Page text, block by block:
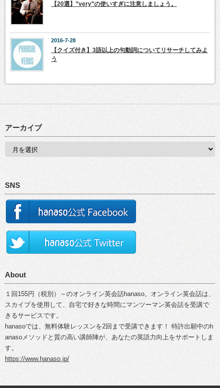
【20選】”very”の使いすぎに注意しましょう。
2016-7-28
【クイズ付き】3語以上の句動詞についてリサーチしてみよ
う
アーカイブ
SNS
About
１回155円（税別）～のオンライン英会話hanaso。オンライン英会話は、
スカイプを使用して、自宅で好きな時間にマンツーマン英会話を受講で
きるサービスです。
hanasoでは、無料体験レッスンを2回まで受講できます！ 特許出願中のh
anasoメソッドと質の高い講師陣が、あなたの英語力向上をサポートしま
す。
https://www.hanaso.jp/